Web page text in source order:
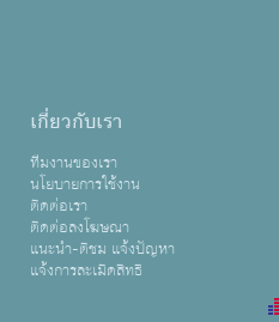
เกี่ยวกับเรา
ทีมงานของเรา
นโยบายการใช้งาน
ติดต่อเรา
ติดต่อลงโฆษณา
แนะนำ-ติชม แจ้งปัญหา
แจ้งการละเมิดสิทธิ